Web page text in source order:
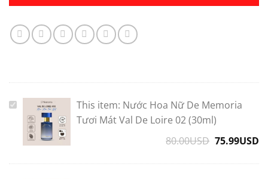
Nước
This item: Nước Hoa Nữ De Memoria
Tươi Mát Val De Loire 02 (30ml)
80.00USD Original
75.99USD